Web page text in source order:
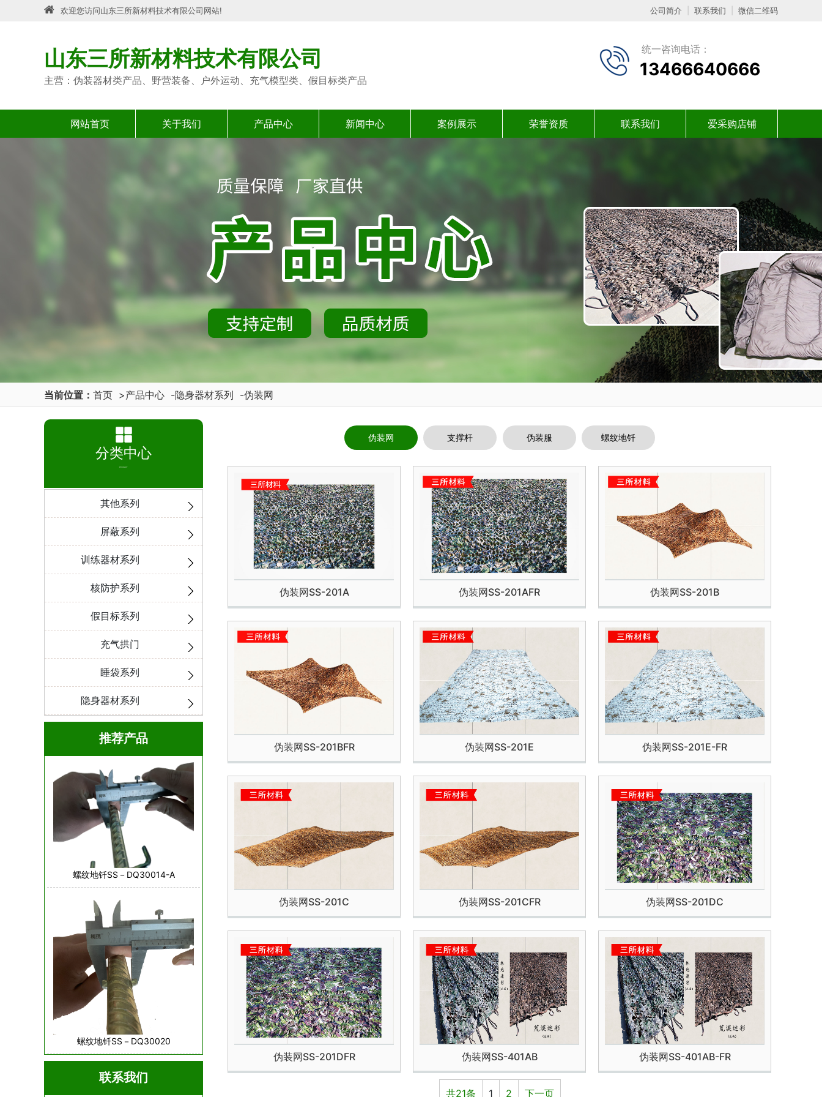
欢迎您访问山东三所新材料技术有限公司网站! 公司简介 联系我们 微信二维码
山东三所新材料技术有限公司
主营：伪装器材类产品、野营装备、户外运动、充气模型类、假目标类产品
统一咨询电话：
13466640666
网站首页 关于我们 产品中心 新闻中心 案例展示 荣誉资质 联系我们 爱采购店铺
当前位置： 首页 >产品中心 -隐身器材系列 -伪装网
分类中心
PRODUCT
其他系列
屏蔽系列
训练器材系列
核防护系列
假目标系列
充气拱门
睡袋系列
隐身器材系列
推荐产品
螺纹地钎SS－DQ30014-A
螺纹地钎SS－DQ30020
联系我们
伪装网 支撑杆 伪装服 螺纹地钎
伪装网SS-201A 伪装网SS-201AFR 伪装网SS-201B
伪装网SS-201BFR 伪装网SS-201E 伪装网SS-201E-FR
伪装网SS-201C 伪装网SS-201CFR 伪装网SS-201DC
伪装网SS-201DFR 伪装网SS-401AB 伪装网SS-401AB-FR
共21条 1 2 下一页